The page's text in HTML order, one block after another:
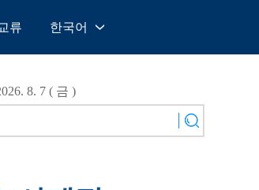
류 한국어
English
Español
8. 7 ( 금 )